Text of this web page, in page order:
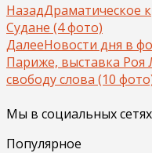
НазадДраматическое
Судане (4 фото)
ДалееНовости дня в
Париже, выставка Роя
свободу слова (10
Мы в социальных сетях
Популярное